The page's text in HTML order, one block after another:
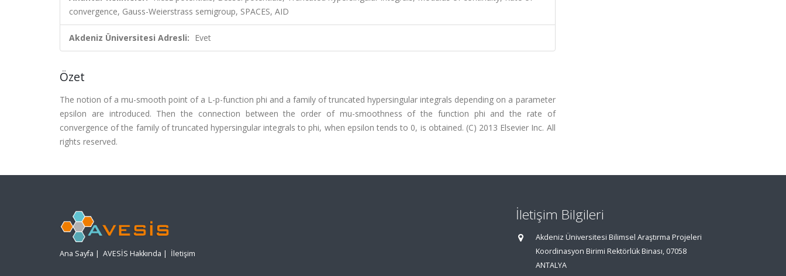
convergence, Gauss-Weierstrass semigroup, SPACES, AID
Akdeniz Üniversitesi Adresli: Evet
Özet
The notion of a mu-smooth point of a L-p-function phi and a family of truncated hypersingular integrals depending on a parameter
epsilon are introduced. Then the connection between the order of mu-smoothness of the function phi and the rate of
convergence of the family of truncated hypersingular integrals to phi, when epsilon tends to 0, is obtained. (C) 2013 Elsevier Inc. All
rights reserved.
Ana Sayfa | AVESİS Hakkında | İletişim
İletişim Bilgileri
Akdeniz Üniversitesi Bilimsel Araştırma Projeleri
Koordinasyon Birimi Rektörlük Binası, 07058
ANTALYA